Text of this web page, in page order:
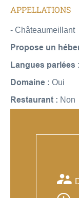
APPELLATIONS
- Châteaumeillant
Propose un
Langues parlées :
Domaine : Oui
Restaurant : Non